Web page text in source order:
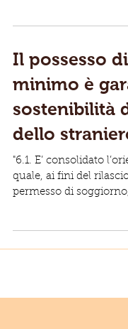
Il possesso
minimo è
sostenibilità
dello
"6.1. E’ consolidato
quale, ai fini del
permesso di